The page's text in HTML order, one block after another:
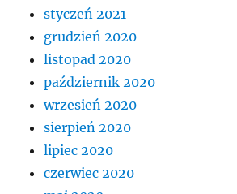
styczeń 2021
grudzień 2020
listopad 2020
październik 2020
wrzesień 2020
sierpień 2020
lipiec 2020
czerwiec 2020